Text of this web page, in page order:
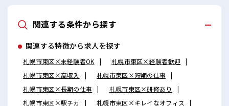
関連する条件から探す
関連する特徴から求人を探す
札幌市東区×未経験者OK
札幌市東区×経験者歓迎
札幌市東区×高収入
札幌市東区×短期の仕事
札幌市東区×長期の仕事
札幌市東区×研修あり
札幌市東区×駅チカ
札幌市東区×キレイなオフィス